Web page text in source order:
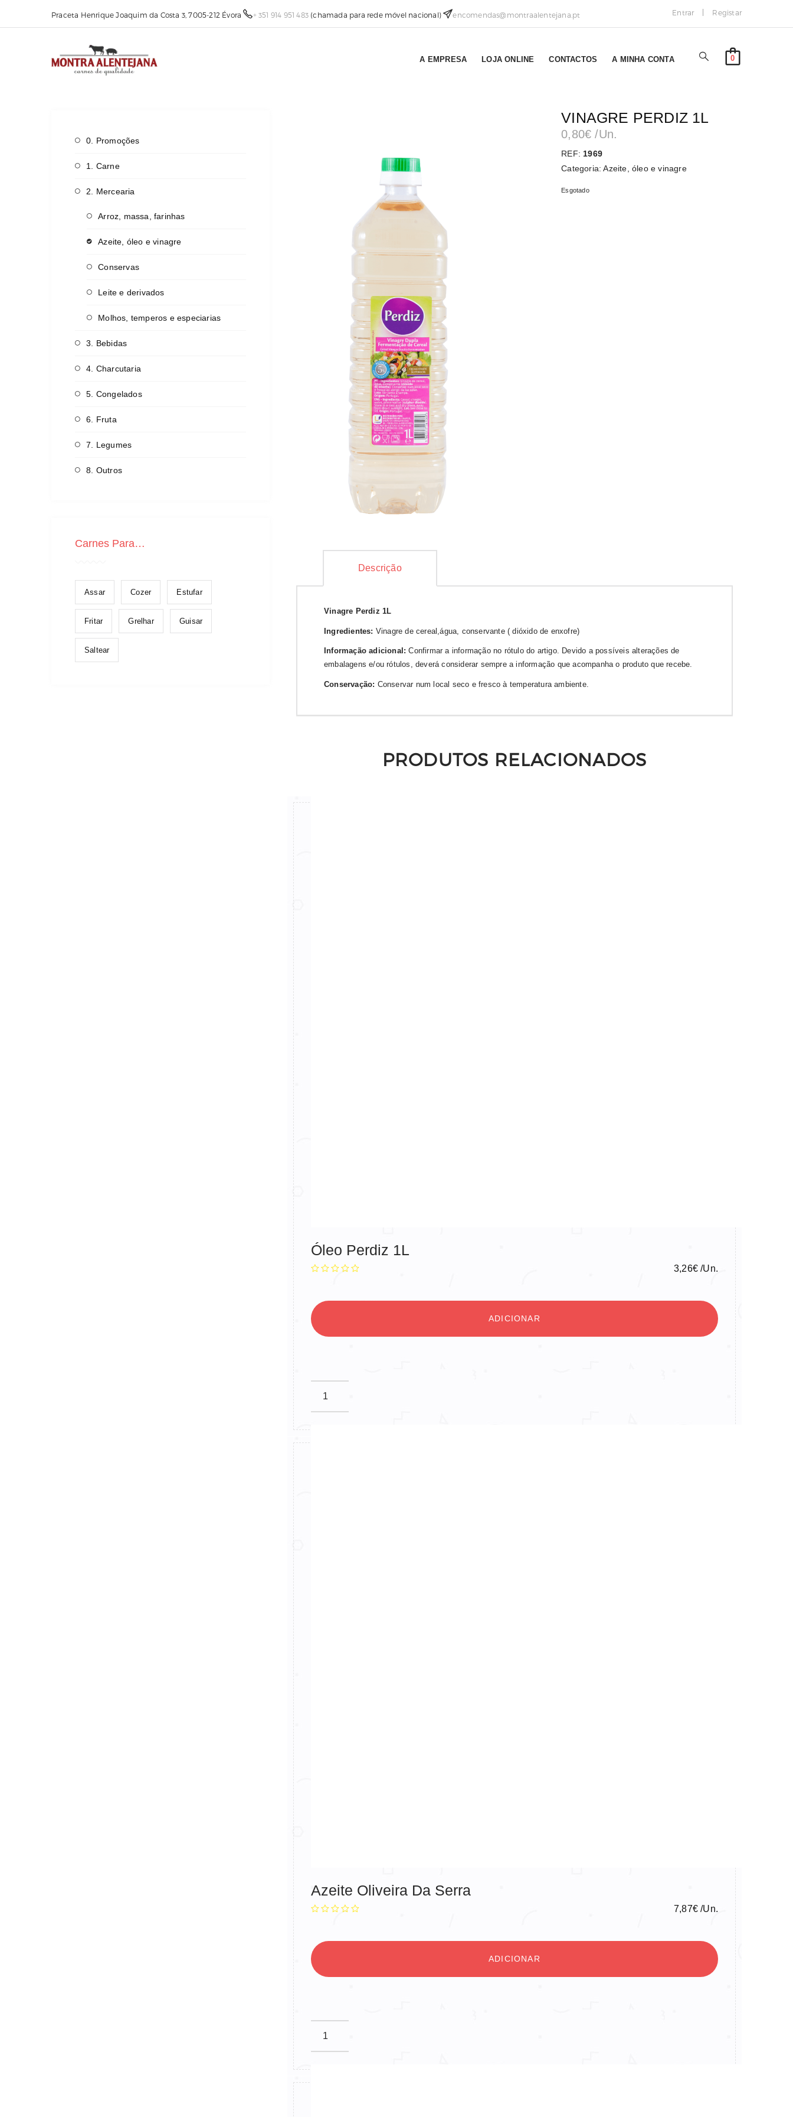
Praceta Henrique Joaquim da Costa 3, 7005-212 Évora + 351 914 951 483 (chamada para rede móvel nacional) encomendas@montraalentejana.pt Entrar Registar
0
A EMPRESA LOJA ONLINE CONTACTOS A MINHA CONTA
0. Promoções
1. Carne
2. Mercearia
Arroz, massa, farinhas
Azeite, óleo e vinagre
Conservas
Leite e derivados
Molhos, temperos e especiarias
3. Bebidas
4. Charcutaria
5. Congelados
6. Fruta
7. Legumes
8. Outros
Carnes Para…
Assar Cozer Estufar
Fritar Grelhar Guisar
Saltear
VINAGRE PERDIZ 1L
0,80€ /Un.
REF: 1969
Categoria:Azeite, óleo e vinagre
Esgotado
Descrição
Vinagre Perdiz 1L
Ingredientes: Vinagre de cereal,água, conservante ( dióxido de enxofre)
Informação adicional: Confirmar a informação no rótulo do artigo. Devido a possíveis alterações de
embalagens e/ou rótulos, deverá considerar sempre a informação que acompanha o produto que recebe.
Conservação: Conservar num local seco e fresco à temperatura ambiente.
PRODUTOS RELACIONADOS
Óleo Perdiz 1L
3,26€ /Un.
ADICIONAR
Azeite Oliveira Da Serra
7,87€ /Un.
ADICIONAR